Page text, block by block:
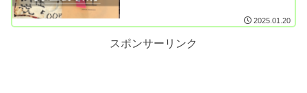
2025.01.20
スポンサーリンク